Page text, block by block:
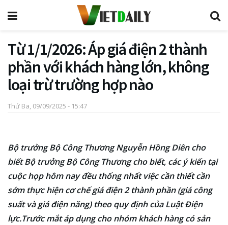
Từ 1/1/2026: Áp giá điện 2 thành
phần với khách hàng lớn, không
loại trừ trường hợp nào
Thứ Ba, 09/09/2025 - 15:47
Bộ trưởng Bộ Công Thương Nguyễn Hồng Diên cho
biết Bộ trưởng Bộ Công Thương cho biết, các ý kiến tại
cuộc họp hôm nay đều thống nhất việc cần thiết cần
sớm thực hiện cơ chế giá điện 2 thành phần (giá công
suất và giá điện năng) theo quy định của Luật Điện
lực.Trước mắt áp dụng cho nhóm khách hàng có sản